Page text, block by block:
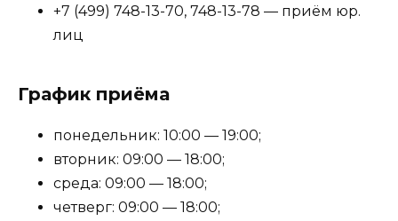
+7 (499) 748-13-70, 748-13-78 — приём юр.
лиц
График приёма
понедельник: 10:00 — 19:00;
вторник: 09:00 — 18:00;
среда: 09:00 — 18:00;
четверг: 09:00 — 18:00;